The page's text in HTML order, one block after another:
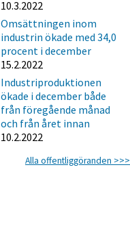
10.3.2022
Omsättningen inom
industrin ökade med 34,0
procent i december
15.2.2022
Industriproduktionen
ökade i december både
från föregående månad
och från året innan
10.2.2022
Alla offentliggöranden >>>